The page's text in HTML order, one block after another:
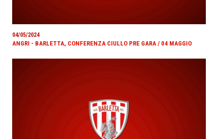
04/05/2024
ANGRI - BARLETTA, CONFERENZA CIULLO PRE GARA / 04 MAGGIO